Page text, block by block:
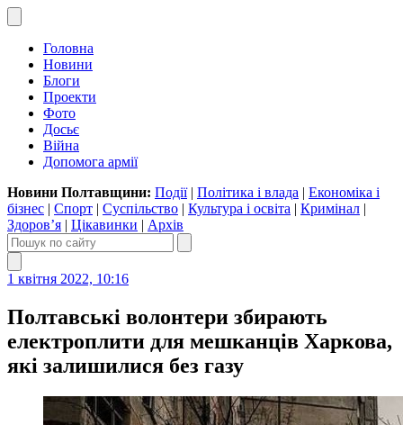
Головна
Новини
Блоги
Проекти
Фото
Досьє
Війна
Допомога армії
Новини Полтавщини: Події| Політика і влада | Економіка і
бізнес | Спорт | Суспільство | Культура і освіта | Кримінал |
Здоров’я | Цікавинки | Архів
1 квітня 2022, 10:16
Полтавські волонтери збирають
електроплити для мешканців Харкова,
які залишилися без газу